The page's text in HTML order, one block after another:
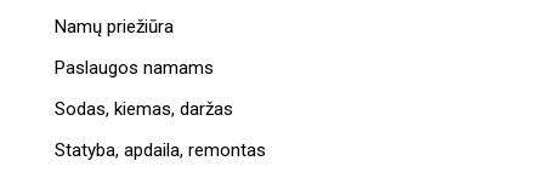
Namų priežiūra
Paslaugos namams
Sodas, kiemas, daržas
Statyba, apdaila, remontas